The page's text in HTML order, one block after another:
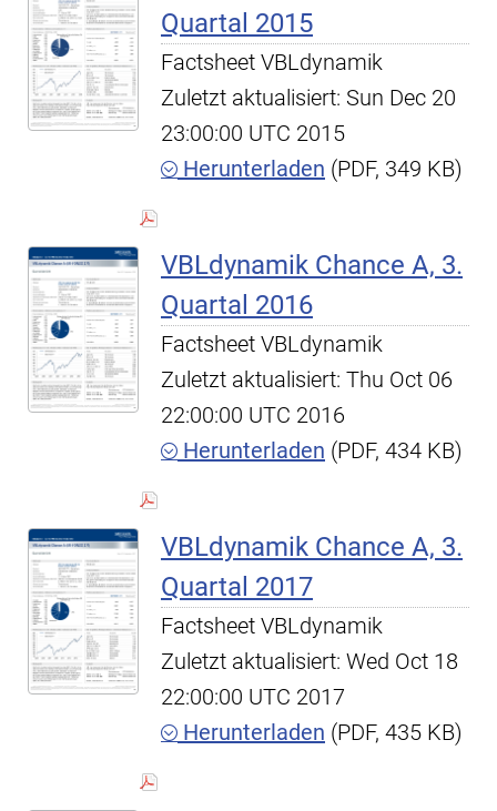
Quartal 2015
Factsheet VBLdynamik
Zuletzt aktualisiert: Sun Dec 20
23:00:00 UTC 2015
Herunterladen (PDF, 349 KB)
VBLdynamik Chance A, 3.
Quartal 2016
Factsheet VBLdynamik
Zuletzt aktualisiert: Thu Oct 06
22:00:00 UTC 2016
Herunterladen (PDF, 434 KB)
VBLdynamik Chance A, 3.
Quartal 2017
Factsheet VBLdynamik
Zuletzt aktualisiert: Wed Oct 18
22:00:00 UTC 2017
Herunterladen (PDF, 435 KB)